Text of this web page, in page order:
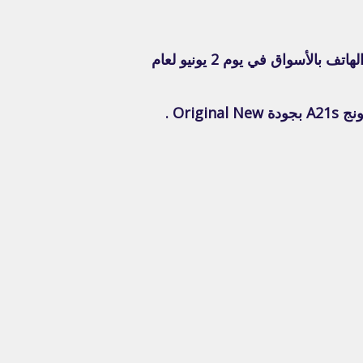
ودة الهاتف الـ شركة سامسونج أعلنت عن أصداره في يوم 15 مايوا لعام 2020 , والشركة أصدرت الهاتف بالأسواق في يوم 2 يونيو لعام